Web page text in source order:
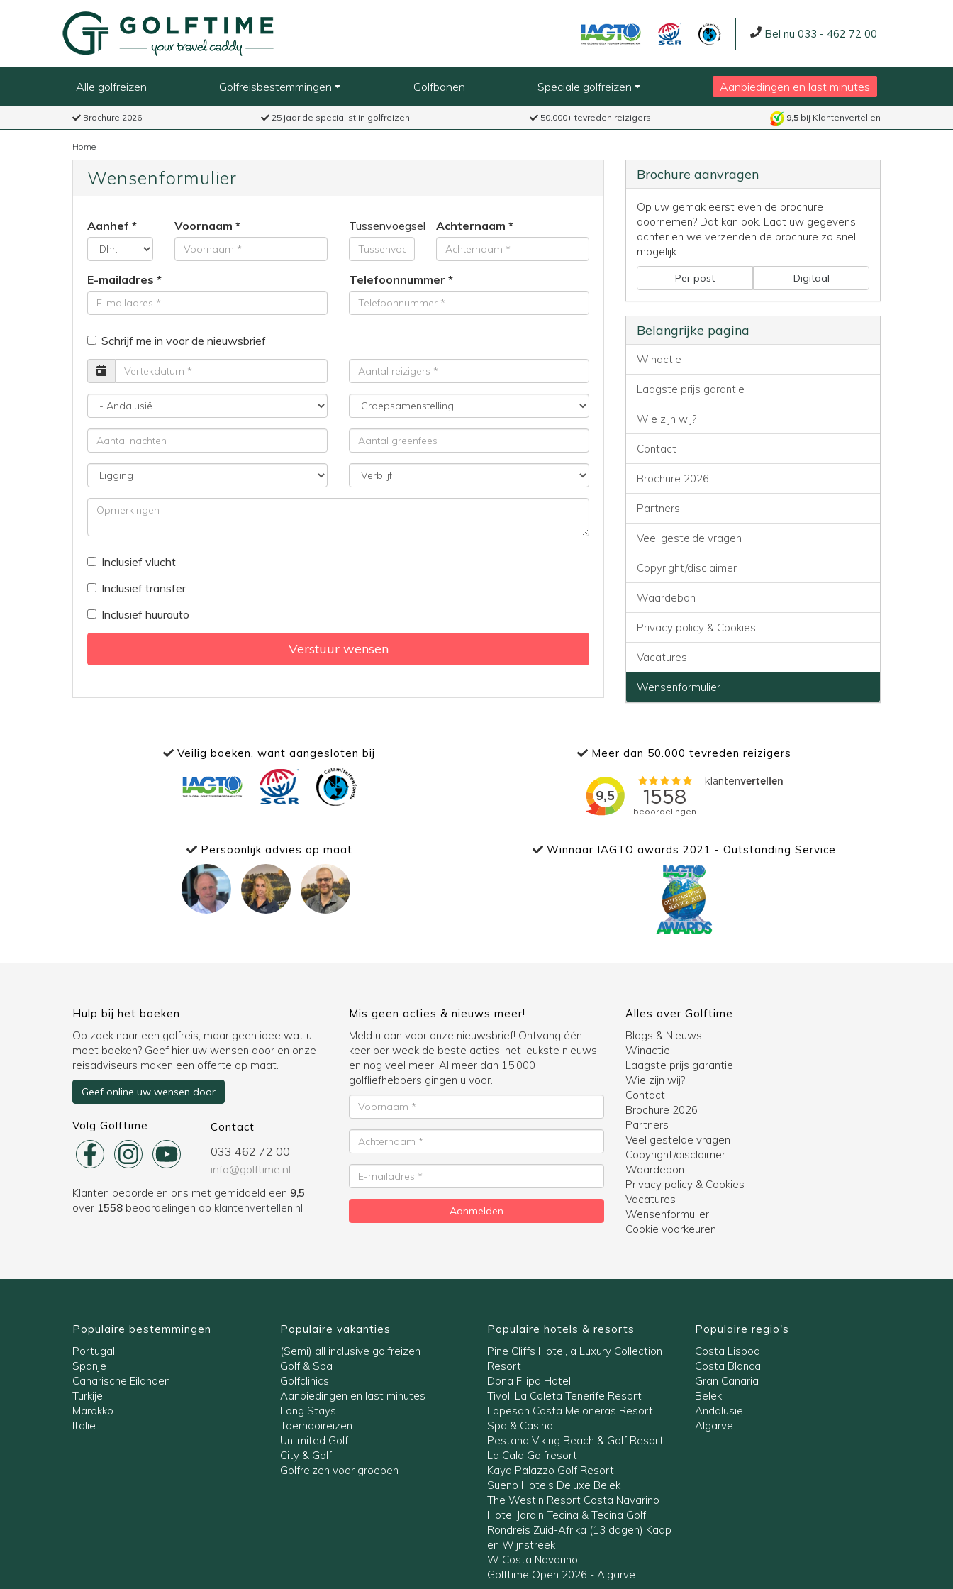
Bel nu 033 - 462 72 00
Alle golfreizen Golfreisbestemmingen Golfbanen Speciale golfreizen Aanbiedingen en last minutes
Brochure 2026 25 jaar de specialist in golfreizen 50.000+ tevreden reizigers 9,5bij Klantenvertellen
Home
Wensenformulier
Aanhef Voornaam Tussenvoegsel Achternaam
E-mailadres Telefoonnummer
Schrijf me in voor de nieuwsbrief
Vertrekdatum
Aantal
reizigers
Bestemming
Groepsamenstelling
Aantal
nachten
Aantal
greenfees
Ligging
Verblijf
Opmerkingen
Inclusief vlucht
Inclusief transfer
Inclusief huurauto
Verstuur wensen
Brochure aanvragen
Op uw gemak eerst even de brochure
doornemen? Dat kan ook. Laat uw gegevens
achter en we verzenden de brochure zo snel
mogelijk.
Per post Digitaal
Belangrijke pagina
Winactie
Laagste prijs garantie
Wie zijn wij?
Contact
Brochure 2026
Partners
Veel gestelde vragen
Copyright/disclaimer
Waardebon
Privacy policy & Cookies
Vacatures
Wensenformulier
Veilig boeken, want aangesloten bij Meer dan 50.000 tevreden reizigers
Persoonlijk advies op maat Winnaar IAGTO awards 2021 - Outstanding Service
Hulp bij het boeken
Op zoek naar een golfreis, maar geen idee wat u
moet boeken? Geef hier uw wensen door en onze
reisadviseurs maken een offerte op maat.
Geef online uw wensen door
Volg Golftime Contact
033 462 72 00
info@golftime.nl
Klanten beoordelen ons met gemiddeld een 9,5
over 1558 beoordelingen op klantenvertellen.nl
Mis geen acties & nieuws meer!
Meld u aan voor onze nieuwsbrief! Ontvang één
keer per week de beste acties, het leukste nieuws
en nog veel meer. Al meer dan 15.000
golfliefhebbers gingen u voor.
Voornaam
Achternaam
E-
mailadres
Aanmelden
Alles over Golftime
Blogs & Nieuws
Winactie
Laagste prijs garantie
Wie zijn wij?
Contact
Brochure 2026
Partners
Veel gestelde vragen
Copyright/disclaimer
Waardebon
Privacy policy & Cookies
Vacatures
Wensenformulier
Cookie voorkeuren
Populaire bestemmingen
Portugal
Spanje
Canarische Eilanden
Turkije
Marokko
Italië
Populaire vakanties
(Semi) all inclusive golfreizen
Golf & Spa
Golfclinics
Aanbiedingen en last minutes
Long Stays
Toernooireizen
Unlimited Golf
City & Golf
Golfreizen voor groepen
Populaire hotels & resorts
Pine Cliffs Hotel, a Luxury Collection
Resort
Dona Filipa Hotel
Tivoli La Caleta Tenerife Resort
Lopesan Costa Meloneras Resort,
Spa & Casino
Pestana Viking Beach & Golf Resort
La Cala Golfresort
Kaya Palazzo Golf Resort
Sueno Hotels Deluxe Belek
The Westin Resort Costa Navarino
Hotel Jardin Tecina & Tecina Golf
Rondreis Zuid-Afrika (13 dagen) Kaap
en Wijnstreek
W Costa Navarino
Golftime Open 2026 - Algarve
Populaire regio's
Costa Lisboa
Costa Blanca
Gran Canaria
Belek
Andalusië
Algarve